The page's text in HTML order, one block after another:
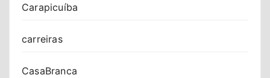
Carapicuíba
carreiras
CasaBranca